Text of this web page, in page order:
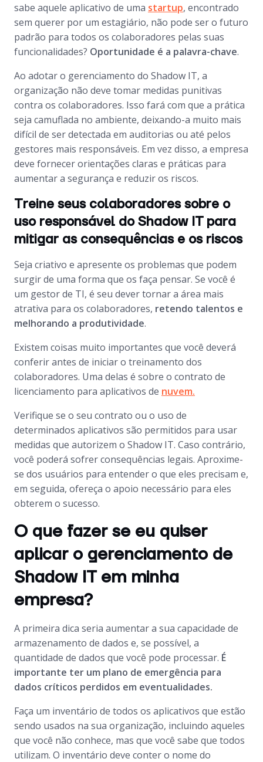
sabe aquele aplicativo de uma startup, encontrado
sem querer por um estagiário, não pode ser o futuro
padrão para todos os colaboradores pelas suas
funcionalidades? Oportunidade é a palavra-chave.
Ao adotar o gerenciamento do Shadow IT, a
organização não deve tomar medidas punitivas
contra os colaboradores. Isso fará com que a prática
seja camuflada no ambiente, deixando-a muito mais
difícil de ser detectada em auditorias ou até pelos
gestores mais responsáveis. Em vez disso, a empresa
deve fornecer orientações claras e práticas para
aumentar a segurança e reduzir os riscos.
Treine seus colaboradores sobre o
uso responsável do Shadow IT para
mitigar as consequências e os riscos
Seja criativo e apresente os problemas que podem
surgir de uma forma que os faça pensar. Se você é
um gestor de TI, é seu dever tornar a área mais
atrativa para os colaboradores, retendo talentos e
melhorando a produtividade.
Existem coisas muito importantes que você deverá
conferir antes de iniciar o treinamento dos
colaboradores. Uma delas é sobre o contrato de
licenciamento para aplicativos de nuvem.
Verifique se o seu contrato ou o uso de
determinados aplicativos são permitidos para usar
medidas que autorizem o Shadow IT. Caso contrário,
você poderá sofrer consequências legais. Aproxime-
se dos usuários para entender o que eles precisam e,
em seguida, ofereça o apoio necessário para eles
obterem o sucesso.
O que fazer se eu quiser
aplicar o gerenciamento de
Shadow IT em minha
empresa?
A primeira dica seria aumentar a sua capacidade de
armazenamento de dados e, se possível, a
quantidade de dados que você pode processar. É
importante ter um plano de emergência para
dados críticos perdidos em eventualidades.
Faça um inventário de todos os aplicativos que estão
sendo usados na sua organização, incluindo aqueles
que você não conhece, mas que você sabe que todos
utilizam. O inventário deve conter o nome do